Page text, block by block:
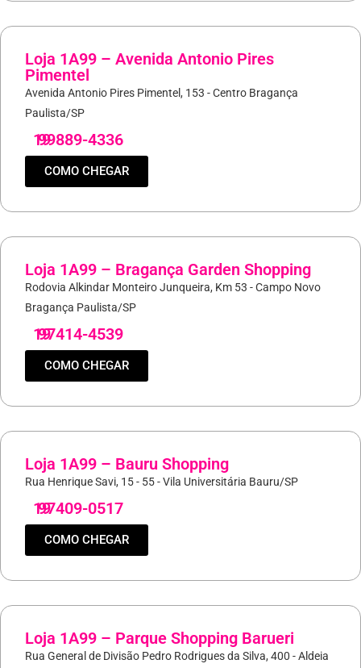
Loja 1A99 – Avenida Antonio Pires
Pimentel
Avenida Antonio Pires Pimentel, 153 - Centro Bragança
Paulista/SP
19
99889-4336
COMO CHEGAR
Loja 1A99 – Bragança Garden Shopping
Rodovia Alkindar Monteiro Junqueira, Km 53 - Campo Novo
Bragança Paulista/SP
19
97414-4539
COMO CHEGAR
Loja 1A99 – Bauru Shopping
Rua Henrique Savi, 15 - 55 - Vila Universitária Bauru/SP
19
97409-0517
COMO CHEGAR
Loja 1A99 – Parque Shopping Barueri
Rua General de Divisão Pedro Rodrigues da Silva, 400 - Aldeia